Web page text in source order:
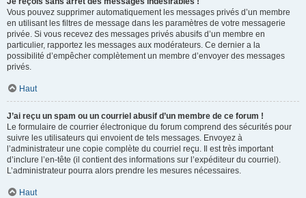
Vous pouvez supprimer automatiquement les messages privés d’un membre
en utilisant les filtres de message dans les paramètres de votre messagerie
privée. Si vous recevez des messages privés abusifs d’un membre en
particulier, rapportez les messages aux modérateurs. Ce dernier a la
possibilité d’empêcher complètement un membre d’envoyer des messages
privés.
Haut
J’ai reçu un spam ou un courriel abusif d’un membre de ce forum !
Le formulaire de courrier électronique du forum comprend des sécurités pour
suivre les utilisateurs qui envoient de tels messages. Envoyez à
l’administrateur une copie complète du courriel reçu. Il est très important
d’inclure l’en-tête (il contient des informations sur l’expéditeur du courriel).
L’administrateur pourra alors prendre les mesures nécessaires.
Haut